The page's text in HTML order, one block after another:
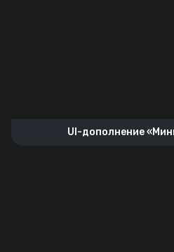
UI-дополнение